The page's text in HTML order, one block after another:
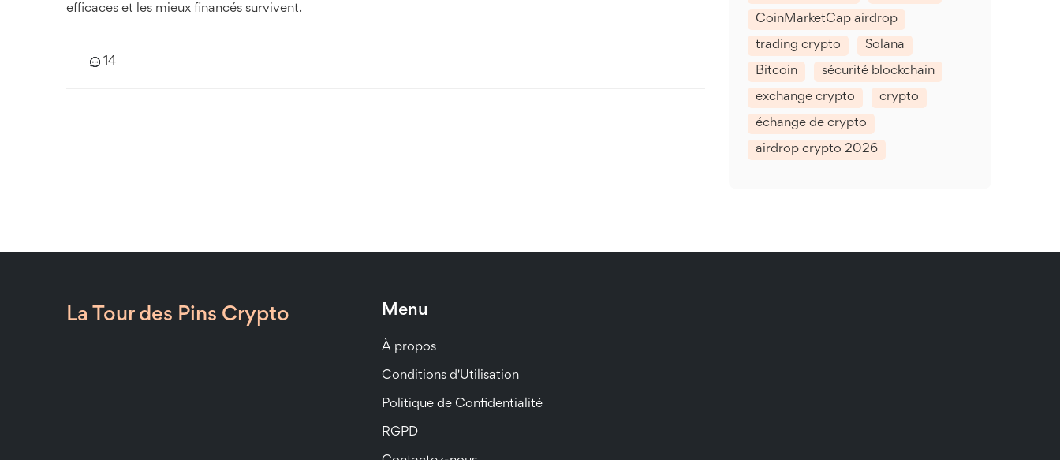
efficaces et les mieux financés survivent.
14
CoinMarketCap airdrop
trading crypto Solana
Bitcoin sécurité blockchain
exchange crypto crypto
échange de crypto
airdrop crypto 2026
La Tour des Pins Crypto Menu
À propos
Conditions d'Utilisation
Politique de Confidentialité
RGPD